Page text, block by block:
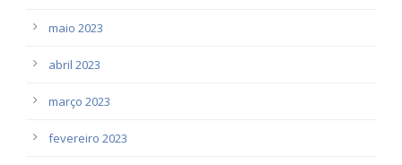
maio 2023
abril 2023
março 2023
fevereiro 2023